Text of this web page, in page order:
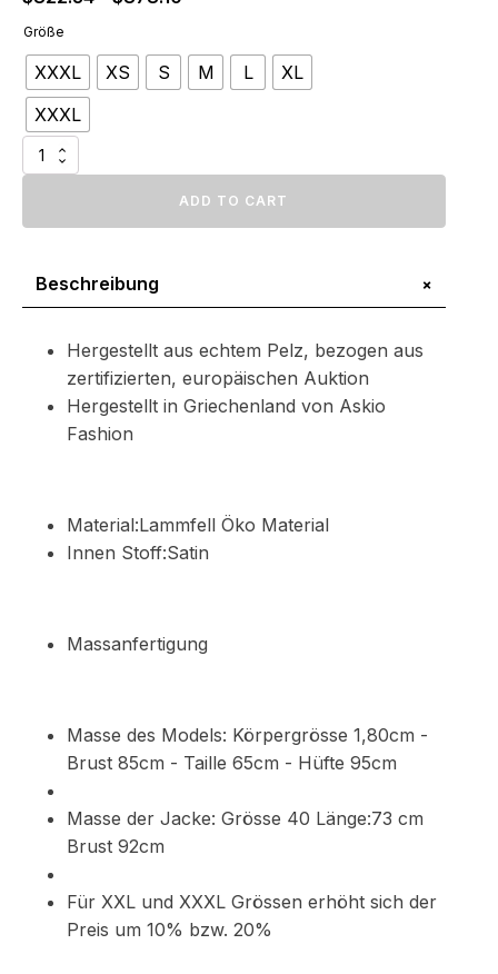
$822.34
through
Größe
XXXL XS S M L
XL
XXXL
Kamel
Lammfell
ADD TO CART
Beschreibung +
Hergestellt aus echtem Pelz, bezogen aus
zertifizierten, europäischen Auktion
Hergestellt in Griechenland von Askio
Fashion
Material:Lammfell Öko Material
Innen Stoff:Satin
Massanfertigung
Masse des Models: Körpergrösse 1,80cm -
Brust 85cm - Taille 65cm - Hüfte 95cm
Masse der Jacke: Grösse 40 Länge:73 cm
Brust 92cm
Für XXL und XXXL Grössen erhöht sich der
Preis um 10% bzw. 20%